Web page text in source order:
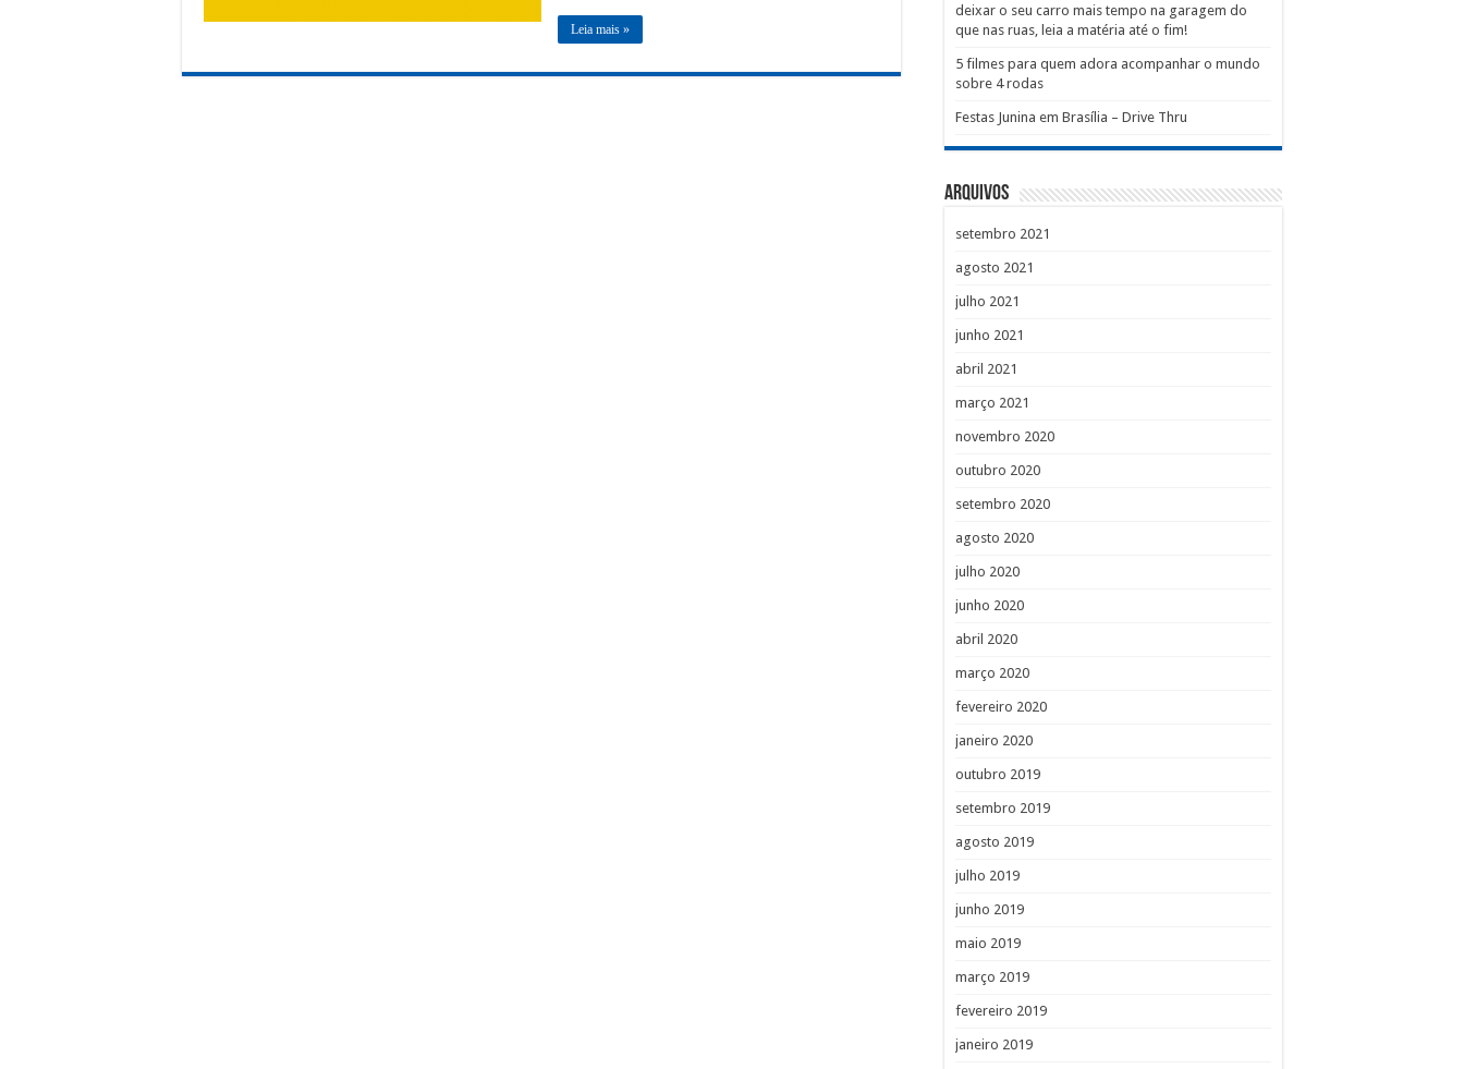
Leia mais »
deixar o seu carro mais tempo na garagem do
que nas ruas, leia a matéria até o fim!
5 filmes para quem adora acompanhar o mundo
sobre 4 rodas
Festas Junina em Brasília – Drive Thru
Arquivos
setembro 2021
agosto 2021
julho 2021
junho 2021
abril 2021
março 2021
novembro 2020
outubro 2020
setembro 2020
agosto 2020
julho 2020
junho 2020
abril 2020
março 2020
fevereiro 2020
janeiro 2020
outubro 2019
setembro 2019
agosto 2019
julho 2019
junho 2019
maio 2019
março 2019
fevereiro 2019
janeiro 2019